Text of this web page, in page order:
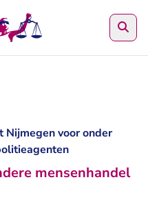
Nijmegen voor onder
mensenhandel